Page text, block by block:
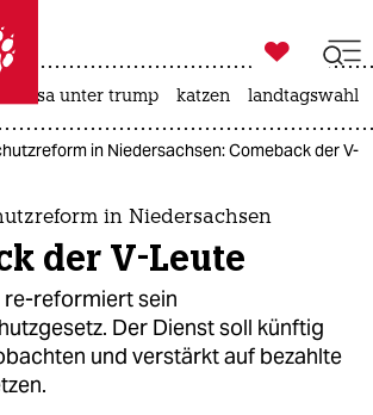
taz zahl ich
taz zahl ich

taz zahl ich
usa unter trump katzen landtagswahl
in Niedersachsen: Comeback der V-
in Niedersachsen
der V-Leute
re-reformiert sein
Der Dienst soll künftig
und verstärkt auf bezahlte